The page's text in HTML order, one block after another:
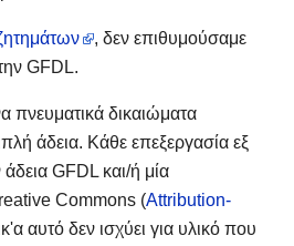
, δεν επιθυμούσαμε
GFDL.
πνευματικά δικαιώματα
άδεια. Κάθε επεξεργασία εξ
GFDL και/ή μία
Commons (Attribution-
αυτό δεν ισχύει για υλικό που